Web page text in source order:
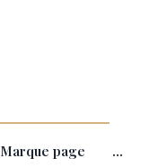
Marque page ...